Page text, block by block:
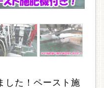
した！ペースト施